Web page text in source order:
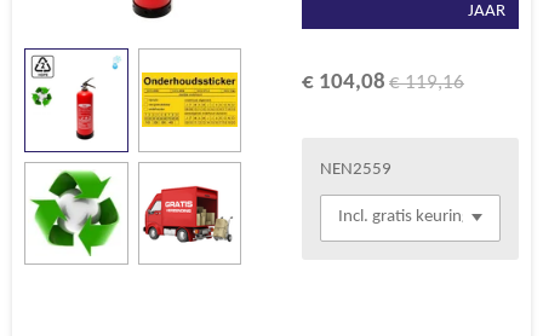
JAAR
€ 104,08 € 119,16
NEN2559